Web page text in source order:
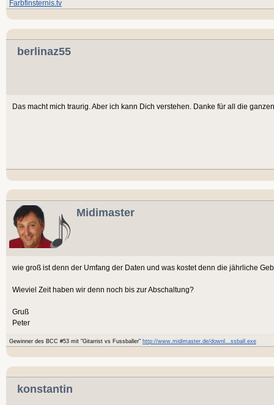
Farbfinsternis.tv
berlinaz55
Das macht mich traurig. Aber ich kann Dich verstehen. Danke für all die
Midimaster
wie groß ist denn der Umfang der Daten und was kostet denn die jährliche
Wieviel Zeit haben wir denn noch bis zur Abschaltung?
Gruß
Peter
Gewinner des BCC #53 mit "Gitarrist vs Fussballer" http://www.midimaster.de/downl...ssball.exe
konstantin